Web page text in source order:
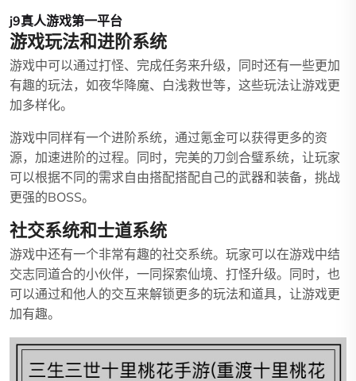
j9真人游戏第一平台
游戏玩法和进阶系统
游戏中可以通过打怪、完成任务来升级，同时还有一些更加
有趣的玩法，如夜华降魔、白浅救世等，这些玩法让游戏更
加多样化。
游戏中同样有一个进阶系统，通过氪金可以获得更多的资
源，加速进阶的过程。同时，完美的刀剑合璧系统，让玩家
可以根据不同的需求自由搭配搭配自己的武器和装备，挑战
更强的BOSS。
社交系统和士道系统
游戏中还有一个非常有趣的社交系统。玩家可以在游戏中结
交志同道合的小伙伴，一同探索仙境、打怪升级。同时，也
可以通过和他人的交互来解锁更多的玩法和道具，让游戏更
加有趣。